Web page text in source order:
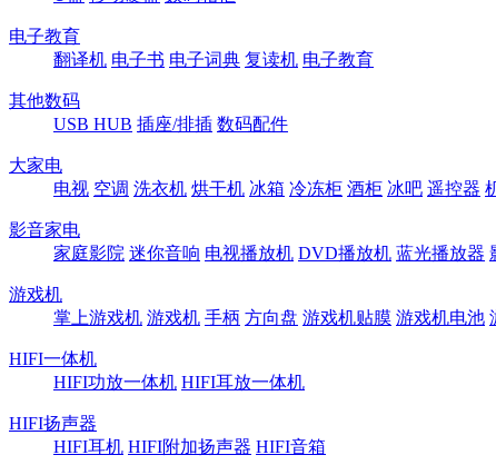
电子教育
翻译机 电子书 电子词典 复读机 电子教育
其他数码
USB HUB 插座/排插 数码配件
大家电
电视 空调 洗衣机 烘干机 冰箱 冷冻柜 酒柜 冰吧 遥控器
影音家电
家庭影院 迷你音响 电视播放机 DVD播放机 蓝光播放器
游戏机
掌上游戏机 游戏机 手柄 方向盘 游戏机贴膜 游戏机电池
HIFI一体机
HIFI功放一体机 HIFI耳放一体机
HIFI扬声器
HIFI耳机 HIFI附加扬声器 HIFI音箱